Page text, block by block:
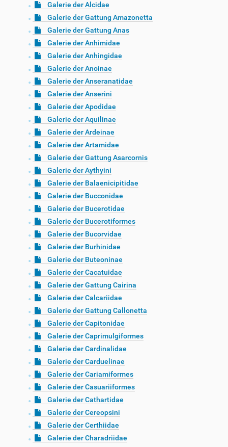
Galerie der Alcidae
Galerie der Gattung Amazonetta
Galerie der Gattung Anas
Galerie der Anhimidae
Galerie der Anhingidae
Galerie der Anoinae
Galerie der Anseranatidae
Galerie der Anserini
Galerie der Apodidae
Galerie der Aquilinae
Galerie der Ardeinae
Galerie der Artamidae
Galerie der Gattung Asarcornis
Galerie der Aythyini
Galerie der Balaenicipitidae
Galerie der Bucconidae
Galerie der Bucerotidae
Galerie der Bucerotiformes
Galerie der Bucorvidae
Galerie der Burhinidae
Galerie der Buteoninae
Galerie der Cacatuidae
Galerie der Gattung Cairina
Galerie der Calcariidae
Galerie der Gattung Callonetta
Galerie der Capitonidae
Galerie der Caprimulgiformes
Galerie der Cardinalidae
Galerie der Carduelinae
Galerie der Cariamiformes
Galerie der Casuariiformes
Galerie der Cathartidae
Galerie der Cereopsini
Galerie der Certhiidae
Galerie der Charadriidae